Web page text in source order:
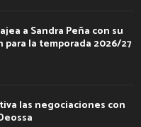
a Sandra Peña con su
la temporada 2026/27
las negociaciones con